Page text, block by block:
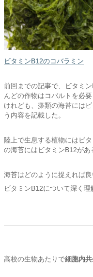
ビタミンB12のコバラミン
前回までの記事で、ビタミ
んどの作物はコバルトを必
けれども、藻類の海苔には
う内容を記載した。
陸上で生息する植物にはビ
の海苔にはビタミンB12があ
海苔はどのように捉えれば
ビタミンB12について深く理
高校の生物あたりで細胞内